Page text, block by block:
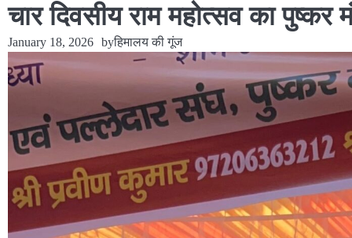
चार दिवसीय राम महोत्सव का
January 18, 2026 byहिमालय की गूंज